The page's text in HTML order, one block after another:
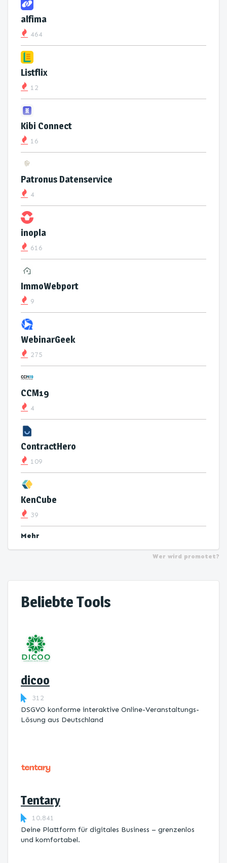
alfima
464
Listflix
12
Kibi Connect
16
Patronus Datenservice
4
inopla
616
ImmoWebport
9
WebinarGeek
275
CCM19
4
ContractHero
109
KenCube
39
Mehr
Wer wird promotet?
Beliebte Tools
dicoo
312
DSGVO konforme interaktive Online-Veranstaltungs-
Lösung aus Deutschland
Tentary
10.841
Deine Plattform für digitales Business – grenzenlos
und komfortabel.